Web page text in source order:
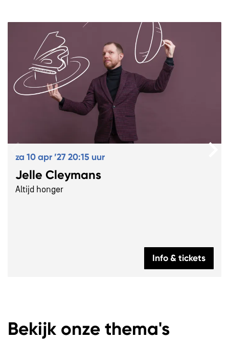
Jelle Cleymans
Altijd honger
za 10 apr ’27 20:15 uur
Info & tickets
Bekijk onze thema's